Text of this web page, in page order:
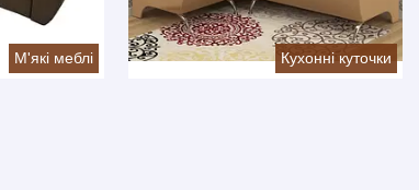
М'які меблі Кухонні куточки